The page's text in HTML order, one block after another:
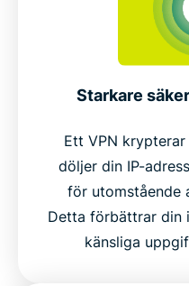
Starkare
Ett VPN
döljer din IP-
för utomstående
Detta förbättrar din
känsliga